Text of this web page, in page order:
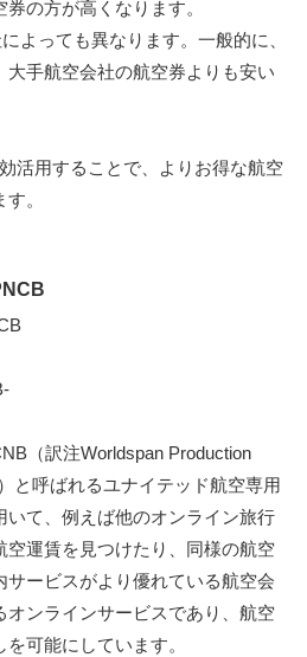
の方が高くなります。
よっても異なります。一般的に、
手航空会社の航空券よりも安い
活用することで、よりお得な航空
。
（訳注Worldspan Production
と呼ばれるユナイテッド航空専用
いて、例えば他のオンライン旅行
空運賃を見つけたり、同様の航空
ービスがより優れている航空会
オンラインサービスであり、航空
可能にしています。